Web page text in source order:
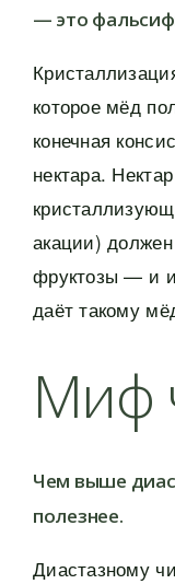
— это
которое мёд
конечная
нектара.
акации)
фруктозы — и
даёт такому
Миф
Чем выше
полезнее.
Диастазному